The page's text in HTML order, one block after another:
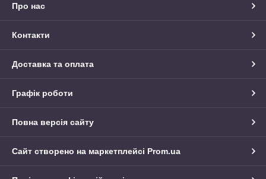
Про нас
Контакти
Доставка та оплата
Графік роботи
Повна версія сайту
Сайт створено на маркетплейсі Prom.ua